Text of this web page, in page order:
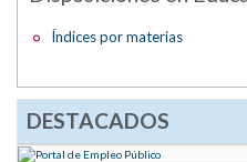
Índices por materias
DESTACADOS